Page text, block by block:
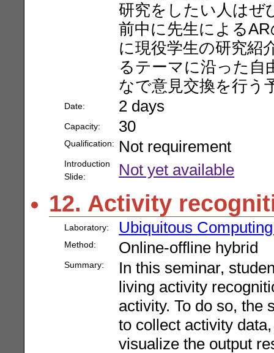
研究をしたい人はぜ
前中に先生による
に現役学生の研究紹
るテーマに沿った自
なで意見交換を行う
Date: 2 days
Capacity: 30
Qualification: Not requirement
Introduction
Slide:
Not yet available
12. Activity
Laboratory: Ubiquitous
Method: Online-offline hybrid
Summary:
In this seminar,
living activity
activity. To do so, the
to collect activity
visualize the output